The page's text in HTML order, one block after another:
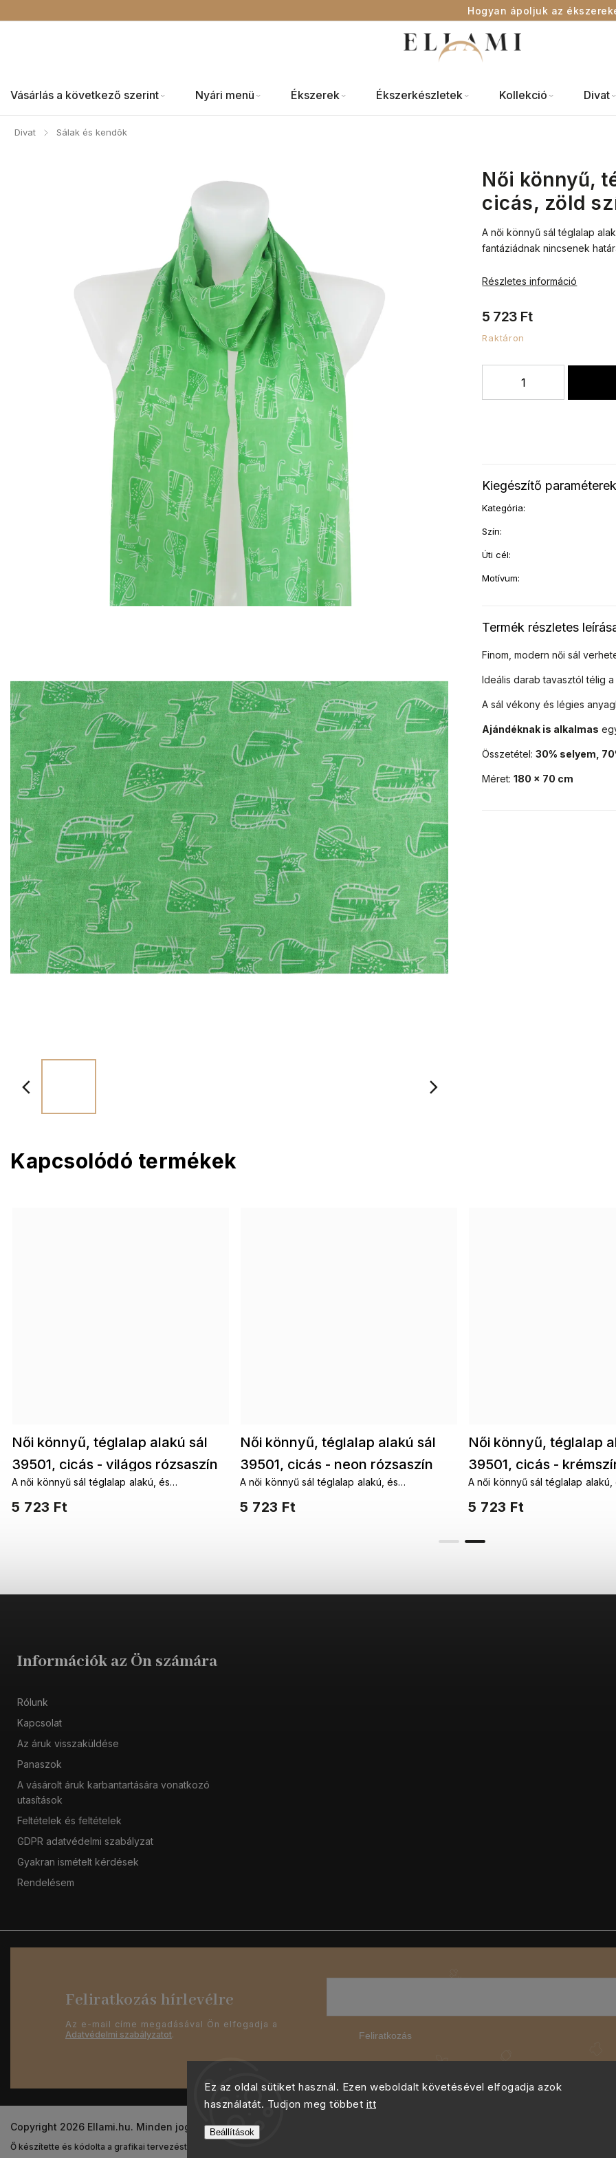
Ez az oldal sütiket használ. Ezen weboldalt követésével elfogadja azok
használatát. Tudjon meg többet itt
Beállítások
Hogyan ápoljuk az
Vásárlás a következő szerint Nyári menü Ékszerek Ékszerkészletek Kollekció Divat
Divat / Sálak és kendõk
Női könnyű,
cicás, zöld
5 723 Ft
Raktáron
A női könnyű sál téglalap
fantáziádnak nincsenek
Részletes információ
Termék részletes
Finom, modern női sál
Ideális darab tavasztól télig
A sál vékony és légies
Ajándéknak is alkalmas
Összetétel:30% selyem,
Méret: 180 x 70 cm
Kiegészítő paraméterek
Kategória:
Szín:
Úti cél:
Motívum:
Kapcsolódó termékek
Női könnyű, téglalap alakú sál
39501, cicás - világos rózsaszín
színű 7200616-2
5 723 Ft
A női könnyű sál téglalap alakú, és
fantáziádnak nincsenek határai.
Női könnyű, téglalap alakú sál
39501, cicás - neon rózsaszín
színű 7200616-3
5 723 Ft
A női könnyű sál téglalap alakú, és
fantáziádnak nincsenek határai.
Női könnyű, téglalap
39501, cicás -
7200616-4
5 723 Ft
A női könnyű sál téglalap alakú,
fantáziádnak nincsenek határai.
Információk az Ön számára
Rólunk
Kapcsolat
Az áruk visszaküldése
Panaszok
A vásárolt áruk karbantartására vonatkozó
utasítások
Feltételek és feltételek
GDPR adatvédelmi szabályzat
Gyakran ismételt kérdések
Rendelésem
Feliratkozás hírlevélre
Az e-mail címe megadásával Ön elfogadja a
Adatvédelmi szabályzatot. Feliratkozás
Copyright 2026 Ellami.hu. Minden jog fenntartva.
Ő készítette és kódolta a grafikai tervezést